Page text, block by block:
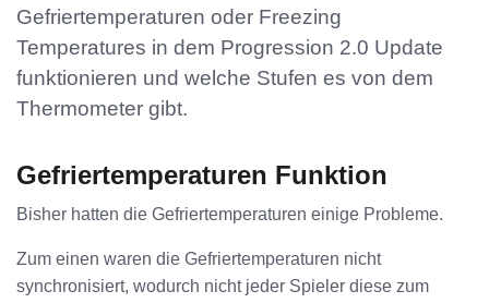
Gefriertemperaturen oder Freezing
Temperatures in dem Progression 2.0 Update
funktionieren und welche Stufen es von dem
Thermometer gibt.
Gefriertemperaturen Funktion
Bisher hatten die Gefriertemperaturen einige Probleme.
Zum einen waren die Gefriertemperaturen nicht
synchronisiert, wodurch nicht jeder Spieler diese zum